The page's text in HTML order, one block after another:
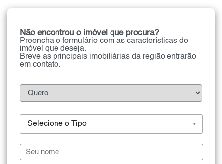
Não encontrou o imóvel que procura?
Preencha o formulário com as características do
imóvel que deseja.
Breve as principais imobiliárias da região entrarão
em contato.
Selecione o Tipo